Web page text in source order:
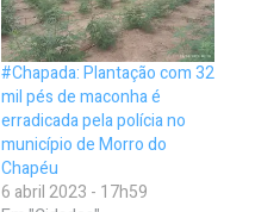
#Chapada: Plantação com 32
mil pés de maconha é
erradicada pela polícia no
município de Morro do
Chapéu
6 abril 2023 - 17h59